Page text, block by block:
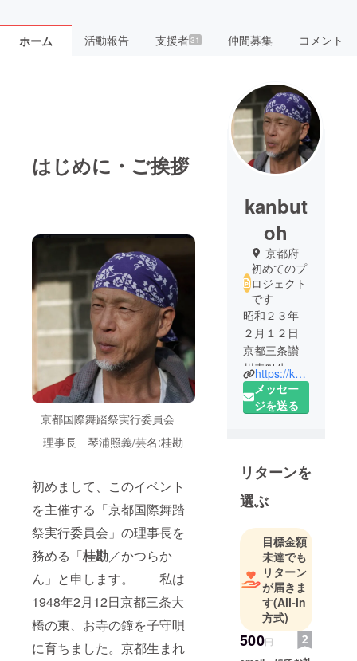
ホーム 活動報告 支援者31 仲間募集 コメント
はじめに・ご挨拶
京都国際舞踏祭実行委員会
理事長 琴浦照義/芸名:桂勘
初めまして、このイベント
を主催する「京都国際舞踏
祭実行委員会」の理事長を
務める「桂勘／かつらか
ん」と申します。 私は
1948年2月12日京都三条大
橋の東、お寺の鐘を子守唄
に育ちました。京都生まれ
kanbut
oh
京都府
初めてのプ
ロジェクト
です
昭和２３年
２月１２日
京都三条讃
州寺町生ま
れ、音楽活
動の後、
げに参画、
主宰者大須
賀勇・蛭田
早苗の指導
を受け「第
一次東南ア
ジア舞踏
キャラバン
／1980」を
経て1981年
退会、1986
https://kyoto-butohfes.com/
メッセー
ジを送る
リターンを
選ぶ
目標金額
未達でも
リターン
が届きま
す(All-in
方式)
500円